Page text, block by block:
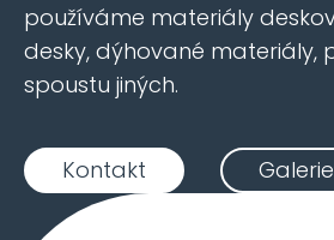
používáme materiály
desky, dýhované materiály,
spoustu jiných.
Kontakt Galerie